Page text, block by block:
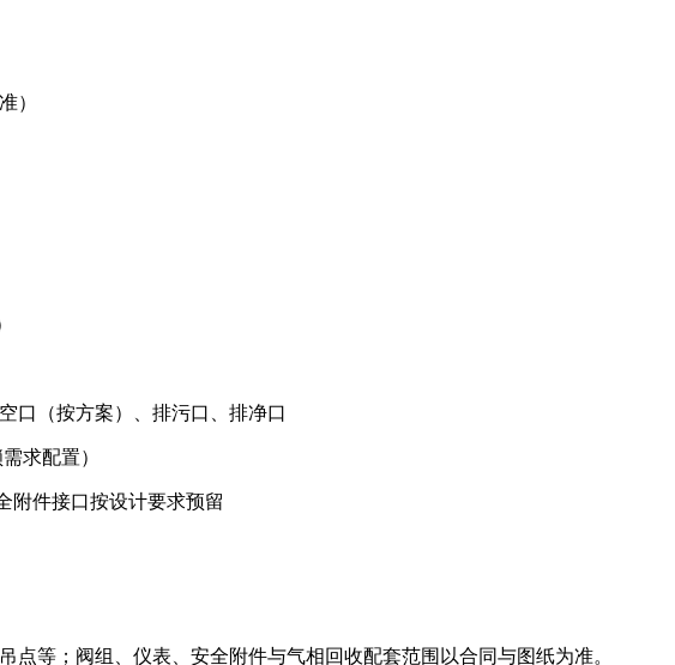
）
口（按方案）、排污口、排净口
求配置）
附件接口按设计要求预留
点等；阀组、仪表、安全附件与气相回收配套范围以合同与图纸为准。